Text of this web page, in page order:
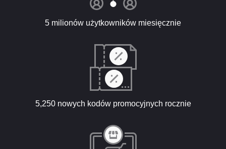
5 milionów użytkowników miesięcznie
5,250 nowych kodów promocyjnych rocznie